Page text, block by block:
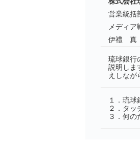
営業統
メディ
伊禮
琉球銀行
説明しま
えしなが
１．琉
２．タッ
３．何の